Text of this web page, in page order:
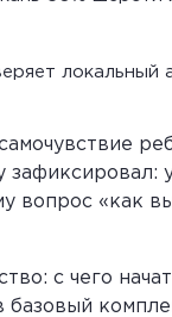
локальный
вопрос «как
с чего
базовый